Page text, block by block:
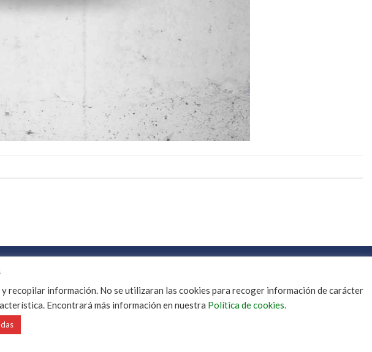
recopilar información. No se utilizaran las cookies para recoger información de carácter
Encontrará más información en nuestra Política de cookies.